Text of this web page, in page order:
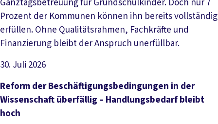
Ganztagsbetreuung für Grundschulkinder. Doch nur 7
Prozent der Kommunen können ihn bereits vollständig
erfüllen. Ohne Qualitätsrahmen, Fachkräfte und
Finanzierung bleibt der Anspruch unerfüllbar.
30. Juli 2026
Artikel lesen
Reform der Beschäftigungsbedingungen in der
Wissenschaft überfällig – Handlungsbedarf bleibt
hoch